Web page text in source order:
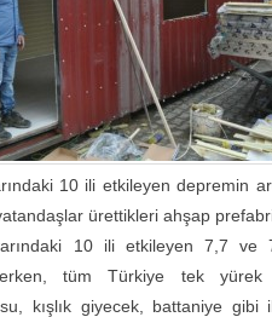
10 ili etkileyen depremin
ürettikleri ahşap
10 ili etkileyen 7,7 ve
tüm Türkiye tek yürek
kışlık giyecek, battaniye gibi